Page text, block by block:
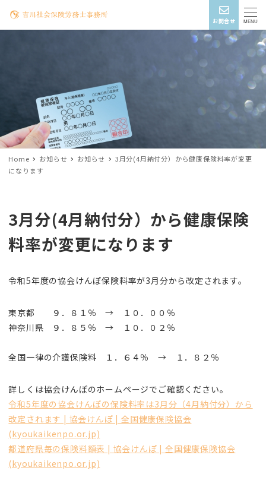
お問合せ MENU
Home お知らせ お知らせ
3月分(4月納付分）から健康保険料率が変更
になります
3月分(4月納付分）から健康保険
料率が変更になります
令和5年度の協会けんぽ保険料率が3月分から改定されます。
東京都 ９．８１％ → １０．００％
神奈川県 ９．８５％ → １０．０２％
全国一律の介護保険料 １．６４％ → １．８２％
詳しくは協会けんぽのホームページでご確認ください。
令和5年度の協会けんぽの保険料率は3月分（4月納付分）から
改定されます | 協会けんぽ | 全国健康保険協会
(kyoukaikenpo.or.jp)
都道府県毎の保険料額表 | 協会けんぽ | 全国健康保険協会
(kyoukaikenpo.or.jp)